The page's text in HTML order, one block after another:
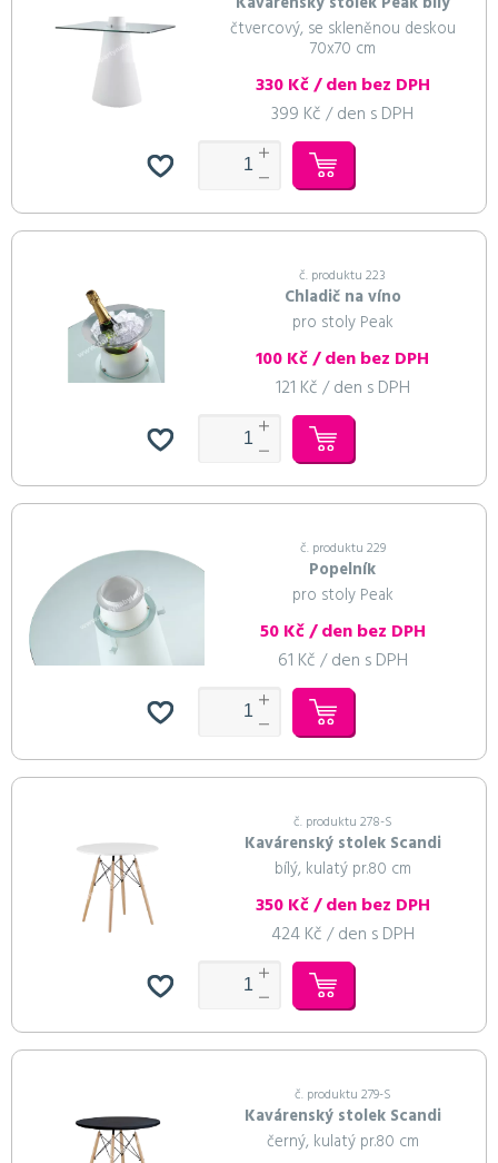
čtvercový, se skleněnou deskou
70x70 cm
330 Kč / den bez DPH
399 Kč / den s DPH
č. produktu 223
Chladič na víno
pro stoly Peak
100 Kč / den bez DPH
121 Kč / den s DPH
č. produktu 229
Popelník
pro stoly Peak
50 Kč / den bez DPH
61 Kč / den s DPH
č. produktu 278-S
Kavárenský stolek Scandi
bílý, kulatý pr.80 cm
350 Kč / den bez DPH
424 Kč / den s DPH
č. produktu 279-S
Kavárenský stolek Scandi
černý, kulatý pr.80 cm